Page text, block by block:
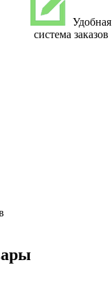
Удобная
система заказов